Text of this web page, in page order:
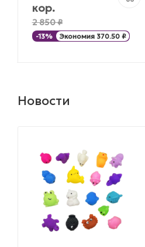
кор.
2 850₽
-13% Экономия 370.50₽
Новости